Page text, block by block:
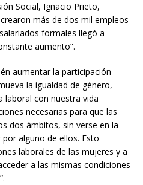
Social, Ignacio Prieto,
más de dos mil empleos
formales llegó a
aumento”.
aumentar la participación
la igualdad de género,
laboral con nuestra vida
necesarias para que las
dos ámbitos, sin verse en la
alguno de ellos. Esto
laborales de las mujeres y a
a las mismas condiciones